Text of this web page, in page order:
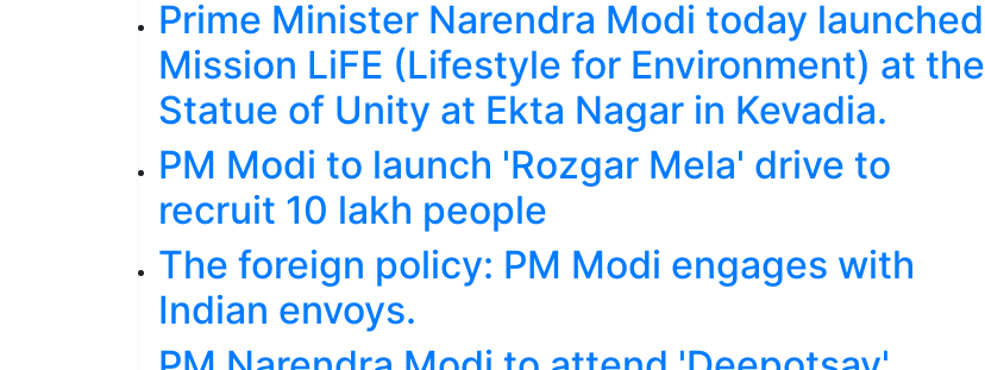
Prime Minister Narendra Modi today launched
Mission LiFE (Lifestyle for Environment) at the
Statue of Unity at Ekta Nagar in Kevadia.
PM Modi to launch 'Rozgar Mela' drive to
recruit 10 lakh people
The foreign policy: PM Modi engages with
Indian envoys.